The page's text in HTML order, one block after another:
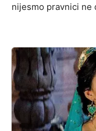
nijesmo pravnici ne